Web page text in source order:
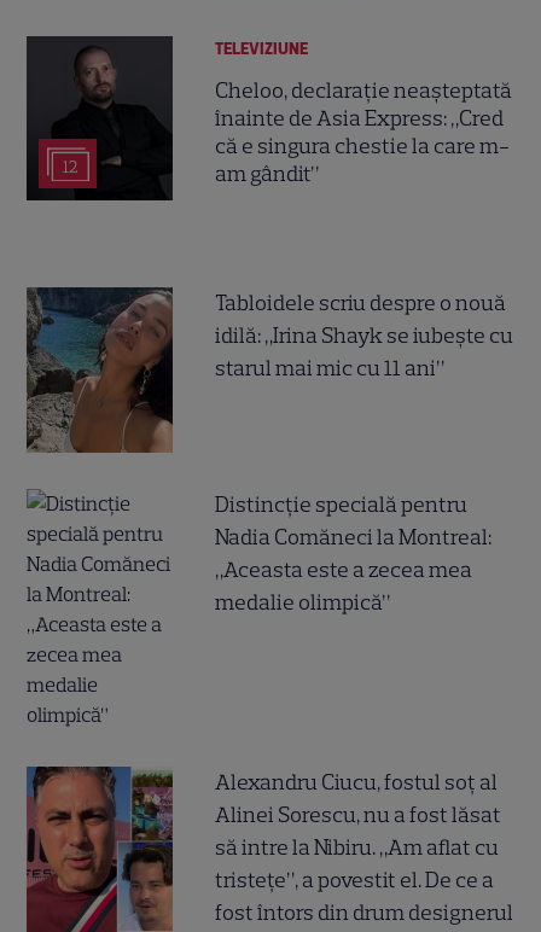
12
TELEVIZIUNE
Cheloo, declarație neașteptată
înainte de Asia Express: „Cred
că e singura chestie la care m-
am gândit”
Tabloidele scriu despre o nouă
idilă: „Irina Shayk se iubește cu
starul mai mic cu 11 ani”
Distincție specială pentru
Nadia Comăneci la Montreal:
„Aceasta este a zecea mea
medalie olimpică”
Alexandru Ciucu, fostul soț al
Alinei Sorescu, nu a fost lăsat
să intre la Nibiru. „Am aflat cu
tristețe”, a povestit el. De ce a
fost întors din drum designerul